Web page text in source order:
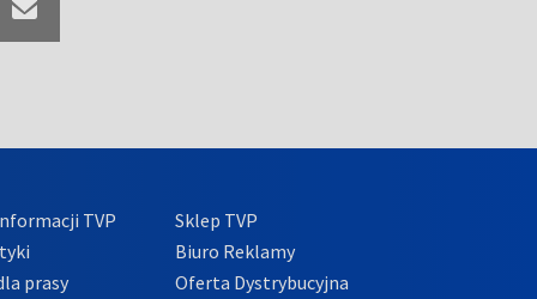
TVP
prasy
Sklep TVP
Biuro Reklamy
Oferta Dystrybucyjna